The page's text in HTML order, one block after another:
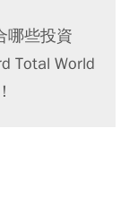
哪些投資
Total World